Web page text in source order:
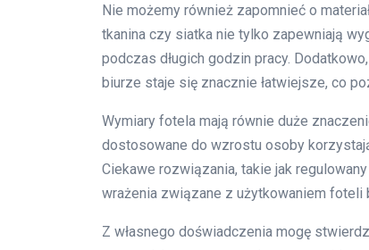
Nie możemy również zapomnieć o
tkanina czy siatka nie tylko zapewniają
podczas długich godzin pracy.
biurze staje się znacznie łatwiejsze, co
Wymiary fotela mają równie duże
dostosowane do wzrostu osoby
Ciekawe rozwiązania, takie jak
wrażenia związane z użytkowaniem foteli
Z własnego doświadczenia mogę